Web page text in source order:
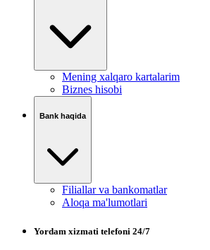
Mening xalqaro kartalarim
Biznes hisobi
Bank haqida
Filiallar va bankomatlar
Aloqa ma'lumotlari
Yordam xizmati telefoni 24/7